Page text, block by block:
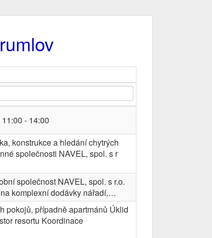
- 14:00
konstrukce a hledání chytrých
společnosti NAVEL, spol. s r
společnost NAVEL, spol. s r.o.
komplexní dodávky nářadí,…
pokojů, případně apartmánů Úklid
resortu Koordinace